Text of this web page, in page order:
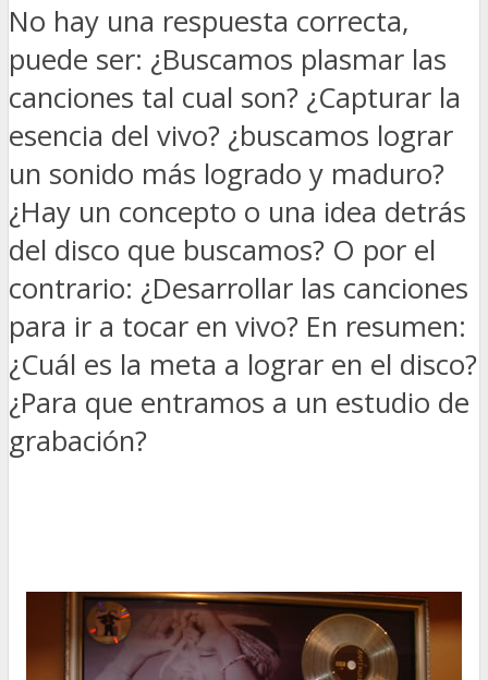
No hay una respuesta correcta,
puede ser: ¿Buscamos plasmar las
canciones tal cual son? ¿Capturar la
esencia del vivo? ¿buscamos lograr
un sonido más logrado y maduro?
¿Hay un concepto o una idea detrás
del disco que buscamos? O por el
contrario: ¿Desarrollar las canciones
para ir a tocar en vivo? En resumen:
¿Cuál es la meta a lograr en el disco?
¿Para que entramos a un estudio de
grabación?